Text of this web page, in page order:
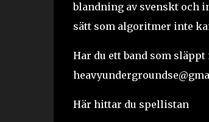
blandning av svenskt och
sätt som algoritmer inte
Har du ett band som
Här hittar du spellistan